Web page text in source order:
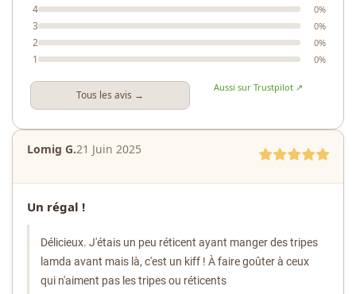
4 0%
3 0%
2 0%
1 0%
Tous les avis →
Aussi sur Trustpilot ↗
Lomig G.21 Juin 2025
Un régal !
Délicieux. J'étais un peu réticent ayant manger des tripes
lamda avant mais là, c'est un kiff ! À faire goûter à ceux
qui n'aiment pas les tripes ou réticents